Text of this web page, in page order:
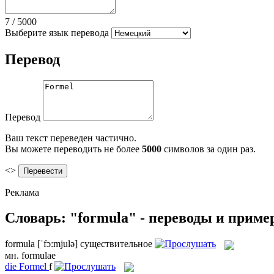
7 / 5000
Выберите язык перевода
Перевод
Перевод
Ваш текст переведен частично.
Вы можете переводить не более 5000 символов за один раз.
<>
Реклама
Словарь: "formula" - переводы и
formula [ˈfɔ:mjulə] существительное
мн. formulae
die Formel f